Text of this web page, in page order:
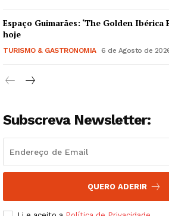
Guimarães,
Institucional
Artigos
Edição Digital
Grande Entrevista
Espaço Guimarães: ‘The Golden Ibérica
hoje
TURISMO & GASTRONOMIA 6 de Agosto de
Subscreva Newsletter:
QUERO ADERIR